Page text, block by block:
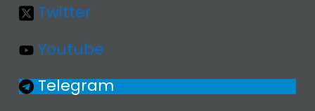
Twitter
Youtube
Telegram